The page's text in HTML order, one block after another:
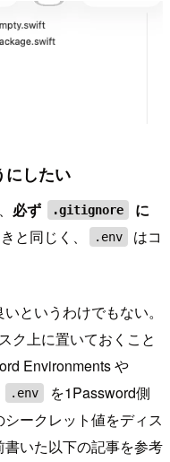
にしたい
必ず .gitignore
に
と同じく、 .env
はコ
というわけでもない。
ク上に置いておくこと
Environments や
.env
を1Password側
ークレット値をディス
いた以下の記事を参考